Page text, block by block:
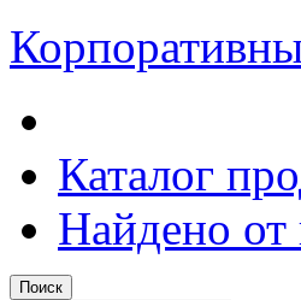
Каталог
Найдено от